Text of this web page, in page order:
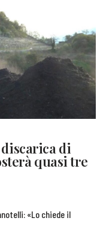
di
quasi tre
«Lo chiede il